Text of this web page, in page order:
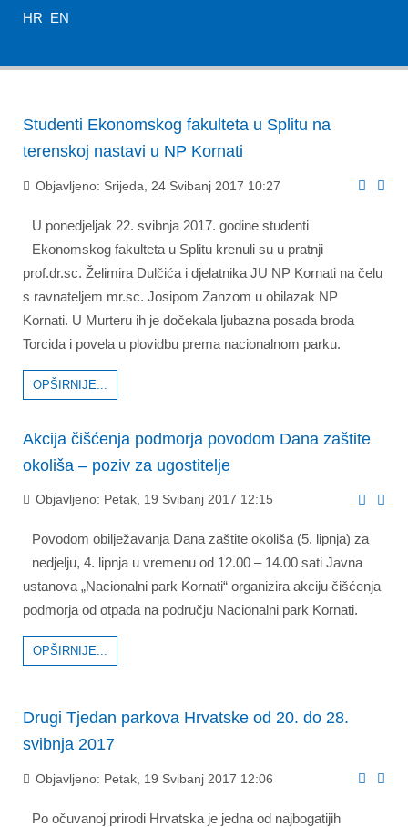
HR EN
Studenti Ekonomskog fakulteta u Splitu na
terenskoj nastavi u NP Kornati
Objavljeno: Srijeda, 24 Svibanj 2017 10:27
U ponedjeljak 22. svibnja 2017. godine studenti
Ekonomskog fakulteta u Splitu krenuli su u pratnji
prof.dr.sc. Želimira Dulčića i djelatnika JU NP Kornati na čelu
s ravnateljem mr.sc. Josipom Zanzom u obilazak NP
Kornati. U Murteru ih je dočekala ljubazna posada broda
Torcida i povela u plovidbu prema nacionalnom parku.
OPŠIRNIJE...
Akcija čišćenja podmorja povodom Dana zaštite
okoliša – poziv za ugostitelje
Objavljeno: Petak, 19 Svibanj 2017 12:15
Povodom obilježavanja Dana zaštite okoliša (5. lipnja) za
nedjelju, 4. lipnja u vremenu od 12.00 – 14.00 sati Javna
ustanova „Nacionalni park Kornati“ organizira akciju čišćenja
podmorja od otpada na području Nacionalni park Kornati.
OPŠIRNIJE...
Drugi Tjedan parkova Hrvatske od 20. do 28.
svibnja 2017
Objavljeno: Petak, 19 Svibanj 2017 12:06
Po očuvanoj prirodi Hrvatska je jedna od najbogatijih